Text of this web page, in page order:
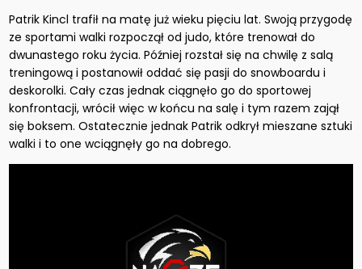
Patrik Kincl trafił na matę już wieku pięciu lat. Swoją przygodę
ze sportami walki rozpoczął od judo, które trenował do
dwunastego roku życia. Później rozstał się na chwilę z salą
treningową i postanowił oddać się pasji do snowboardu i
deskorolki. Cały czas jednak ciągnęło go do sportowej
konfrontacji, wrócił więc w końcu na salę i tym razem zajął
się boksem. Ostatecznie jednak Patrik odkrył mieszane sztuki
walki i to one wciągnęły go na dobrego.